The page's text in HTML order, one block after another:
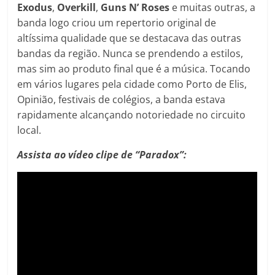
Exodus, Overkill, Guns N’ Roses e muitas outras, a
banda logo criou um repertorio original de
altíssima qualidade que se destacava das outras
bandas da região. Nunca se prendendo a estilos,
mas sim ao produto final que é a música. Tocando
em vários lugares pela cidade como Porto de Elis,
Opinião, festivais de colégios, a banda estava
rapidamente alcançando notoriedade no circuito
local.
Assista ao vídeo clipe de “Paradox”: